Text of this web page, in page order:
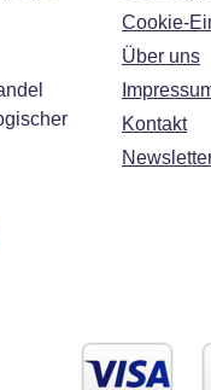
Cookie-
Über uns
Kontakt